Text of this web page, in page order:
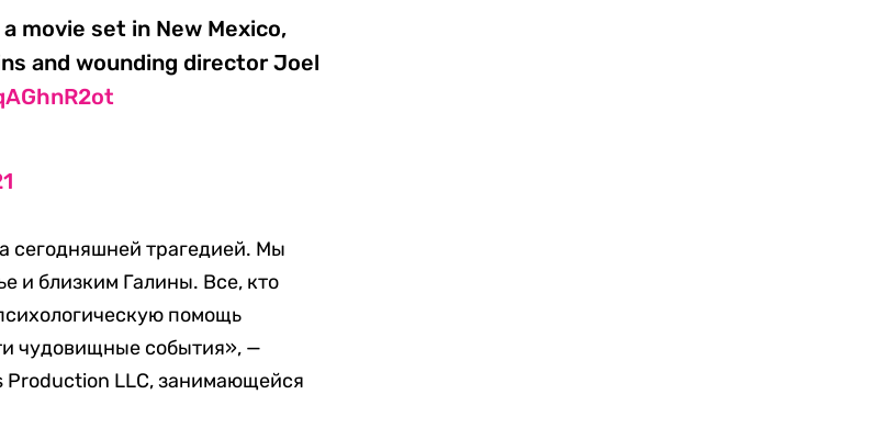
movie set in New Mexico,
and wounding director Joel
сегодняшней трагедией. Мы
и близким Галины. Все, кто
помощь
чудовищные события», —
Production LLC, занимающейся